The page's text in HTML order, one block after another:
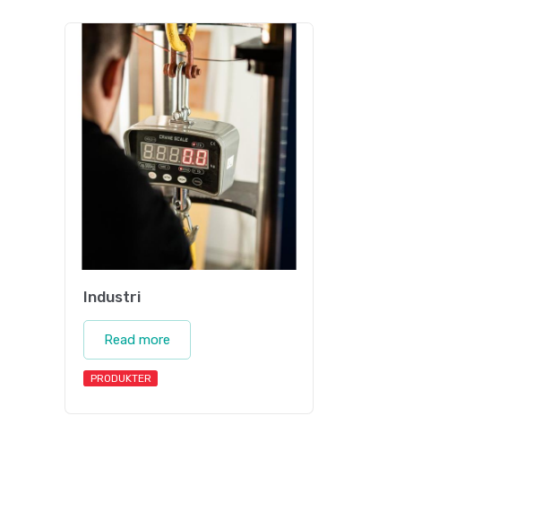
Industri
Read more
PRODUKTER